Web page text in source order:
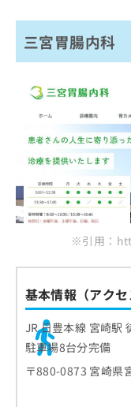
三宮胃腸内科
※引用：
基本情報（アクセ
JR 日豊本線 宮崎駅
駐車場8台分完備
〒880-0873 宮崎県